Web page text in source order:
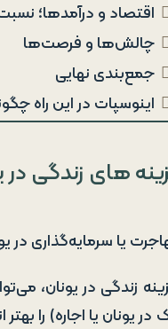
اقتصاد و درآمدها؛
چالش‌ها و فرصت‌ها
جمع‌بندی نهایی
اینوسپات در این راه
های زندگی در
یا سرمایه‌گذاری
زندگی در یونان،
یونان یا اجاره) را